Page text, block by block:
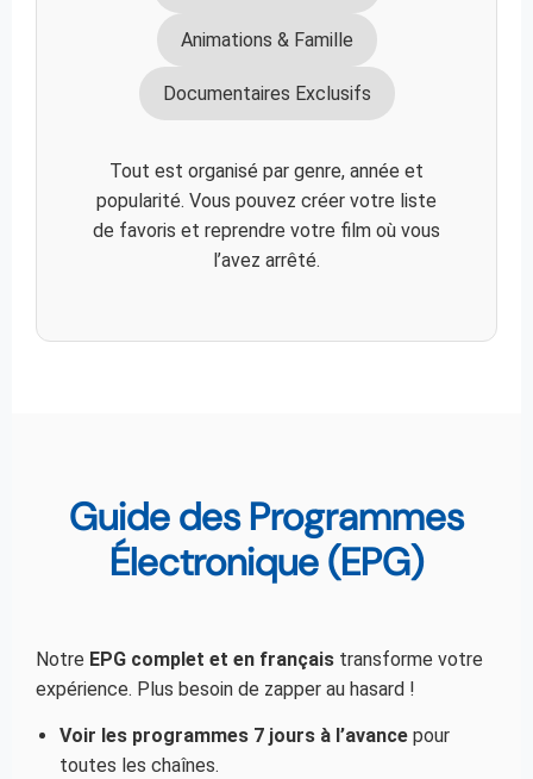
Animations & Famille
Documentaires Exclusifs
Tout est organisé par genre, année et
popularité. Vous pouvez créer votre liste
de favoris et reprendre votre film où vous
l’avez arrêté.
Guide des Programmes
Électronique (EPG)
Notre EPG complet et en français transforme votre
expérience. Plus besoin de zapper au hasard !
Voir les programmes 7 jours à l’avance pour
toutes les chaînes.